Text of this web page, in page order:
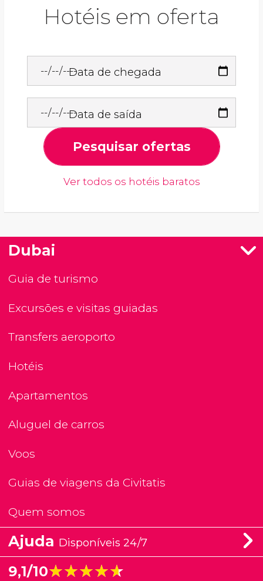
Hotéis em oferta
Data de chegada
Data de saída
Pesquisar ofertas
Ver todos os hotéis baratos
Dubai
Guia de turismo
Excursões e visitas guiadas
Transfers aeroporto
Hotéis
Apartamentos
Aluguel de carros
Voos
Guias de viagens da Civitatis
Quem somos
Ajuda Disponíveis 24/7
9,1/10★★★★★
★★★★★